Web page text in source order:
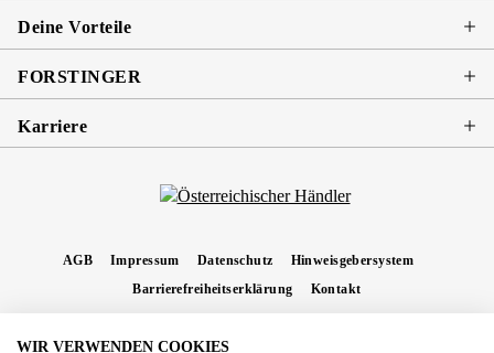
Deine Vorteile
FORSTINGER
Karriere
AGB Impressum Datenschutz
Hinweisgebersystem
Barrierefreiheitserklärung
Kontakt
WIR VERWENDEN COOKIES